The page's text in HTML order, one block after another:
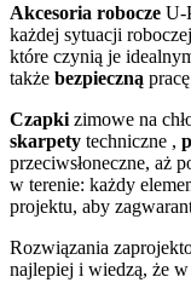
Akcesoria robocze U-
każdej sytuacji
które czynią je
także bezpieczną
Czapki zimowe na
skarpety techniczne ,
przeciwsłoneczne, aż
w terenie: każdy
projektu, aby
Rozwiązania
najlepiej i wiedzą, że w